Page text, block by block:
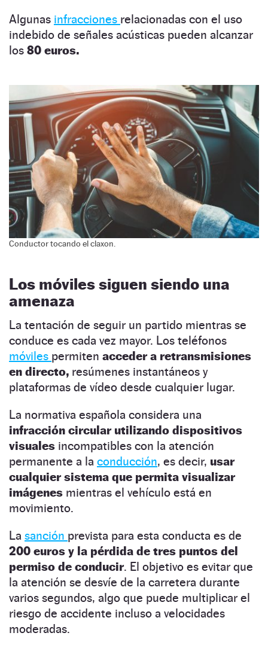
Algunas infracciones relacionadas con el uso
indebido de señales acústicas pueden alcanzar
los 80 euros.
Conductor tocando el claxon.
Los móviles siguen siendo una
amenaza
La tentación de seguir un partido mientras se
conduce es cada vez mayor. Los teléfonos
móviles permiten acceder a retransmisiones
en directo, resúmenes instantáneos y
plataformas de vídeo desde cualquier lugar.
La normativa española considera una
infracción circular utilizando dispositivos
visuales incompatibles con la atención
permanente a la conducción, es decir, usar
cualquier sistema que permita visualizar
imágenes mientras el vehículo está en
movimiento.
La sanción prevista para esta conducta es de
200 euros y la pérdida de tres puntos del
permiso de conducir. El objetivo es evitar que
la atención se desvíe de la carretera durante
varios segundos, algo que puede multiplicar el
riesgo de accidente incluso a velocidades
moderadas.